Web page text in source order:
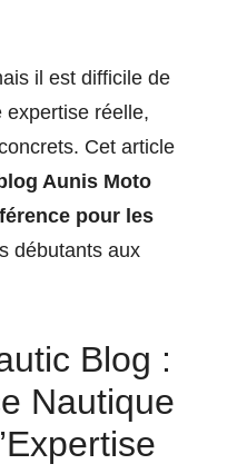
il est difficile de
expertise réelle,
Cet article
Aunis Moto
pour les
débutants aux
Blog :
Nautique